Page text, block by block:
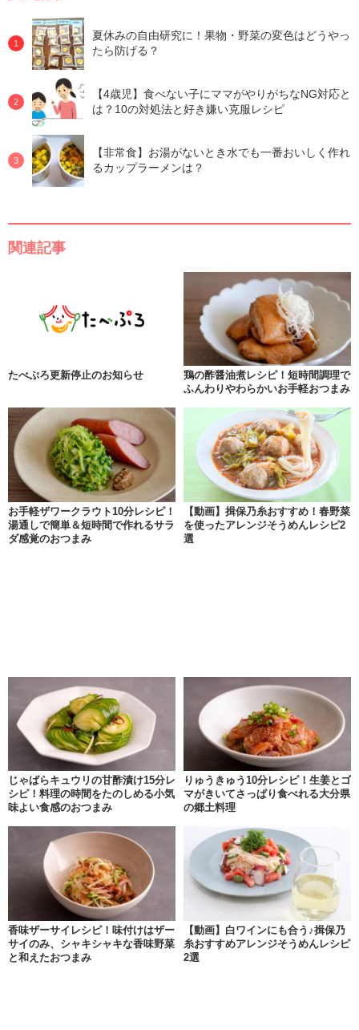
夏休みの自由研究に！果物・野菜の変色はどうやっ
たら防げる？
【4歳児】食べない子にママがやりがちなNG対応と
は？10の対処法と好き嫌い克服レシピ
【非常食】お湯がないとき水でも一番おいしく作れ
るカップラーメンは？
関連記事
たべぷろ更新停止のお知らせ
鶏の酢醤油煮レシピ！短時間調理で
ふんわりやわらかいお手軽おつまみ
お手軽ザワークラウト10分レシピ！
湯通しで簡単＆短時間で作れるサラ
ダ感覚のおつまみ
【動画】揖保乃糸おすすめ！春野菜
を使ったアレンジそうめんレシピ2
選
じゃばらキュウリの甘酢漬け15分レ
シピ！料理の時間をたのしめる小気
味よい食感のおつまみ
りゅうきゅう10分レシピ！生姜とゴ
マがきいてさっぱり食べれる大分県
の郷土料理
香味ザーサイレシピ！味付けはザー
サイのみ、シャキシャキな香味野菜
と和えたおつまみ
【動画】白ワインにも合う♪揖保乃
糸おすすめアレンジそうめんレシピ
2選